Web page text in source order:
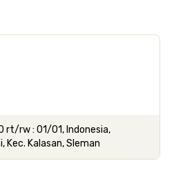
rt/rw : 01/01, Indonesia,
Kalasan, Sleman